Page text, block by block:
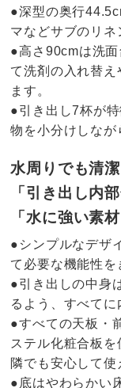
●深型の奥行
マなどサブのリネ
●高さ90cmは洗
て洗剤の入れ替え
ます。
●引き出し7杯が
物を小分けしなが
水周りでも清
「引き出し内部
「水に強い素
●シンプルなデザ
て必要な機能性を
●引き出しの中身
るよう、すべてに
●すべての天板・
ステル化粧合板
隣でも安心して使
●底はやわらかい